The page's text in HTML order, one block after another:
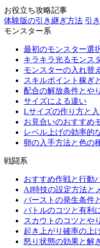
お役立ち攻略記事
体験版の引き継ぎ方法 引
モンスター系
最初のモンスター選
キラキラ光るモンス
モンスターの入れ替
スキルポイント稼ぎ
配合の解放条件とや
サイズによる違い
Lサイズの作り方と
お見合いのおすすめ
レベル上げの効率的
卵の入手方法と色の
戦闘系
おすすめ作戦と行動
AI特技の設定方法と
バーストの発生条件
バトルのコツと有利
スカウトのコツとや
起き上がり確率の上
怒り状態の効果と解